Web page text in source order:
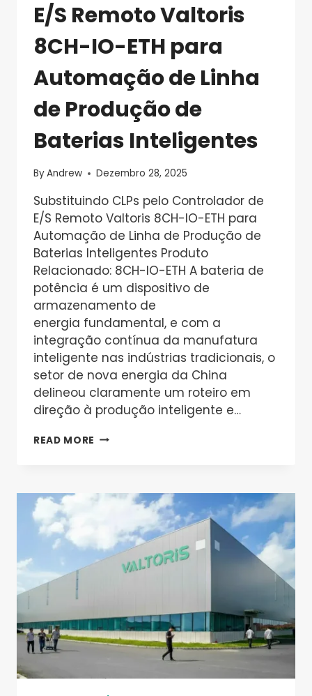
E/S Remoto Valtoris
8CH-IO-ETH para
Automação de Linha
de Produção de
Baterias Inteligentes
ByAndrew Dezembro 28, 2025
Substituindo CLPs pelo Controlador de
E/S Remoto Valtoris 8CH-IO-ETH para
Automação de Linha de Produção de
Baterias Inteligentes Produto
Relacionado: 8CH-IO-ETH A bateria de
potência é um dispositivo de
armazenamento de
energia fundamental, e com a
integração contínua da manufatura
inteligente nas indústrias tradicionais, o
setor de nova energia da China
delineou claramente um roteiro em
direção à produção inteligente e…
READ MORE SUBSTITUINDO
DE
VALTORIS
8CH-
IO-
DE
LINHA
DE